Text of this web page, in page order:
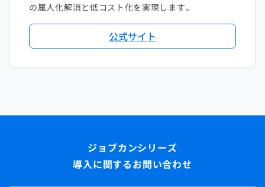
の属人化解消と低コスト化を実現します。
公式サイト
導入に関するお問い合わせ